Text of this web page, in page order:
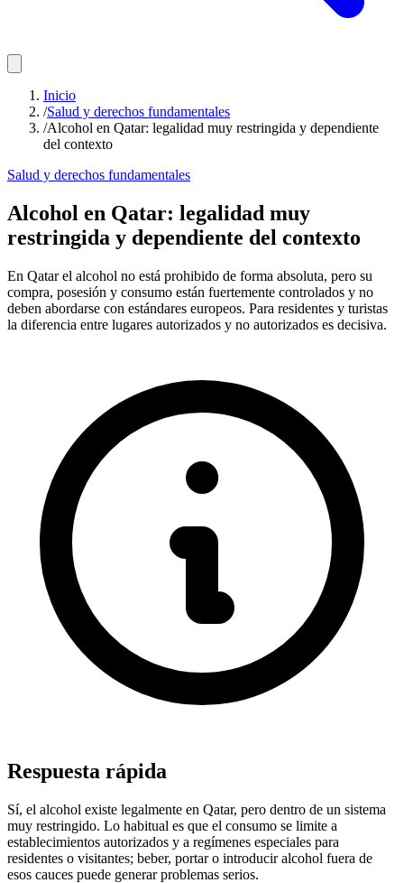
Inicio
/Salud y derechos fundamentales
/Alcohol en Qatar: legalidad muy restringida y dependiente
del contexto
Salud y derechos fundamentales
Alcohol en Qatar: legalidad muy
restringida y dependiente del contexto
En Qatar el alcohol no está prohibido de forma absoluta, pero su
compra, posesión y consumo están fuertemente controlados y no
deben abordarse con estándares europeos. Para residentes y turistas
la diferencia entre lugares autorizados y no autorizados es decisiva.
Respuesta rápida
Sí, el alcohol existe legalmente en Qatar, pero dentro de un sistema
muy restringido. Lo habitual es que el consumo se limite a
establecimientos autorizados y a regímenes especiales para
residentes o visitantes; beber, portar o introducir alcohol fuera de
esos cauces puede generar problemas serios.